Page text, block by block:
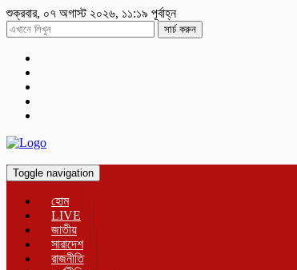
শুক্রবার, ০৭ অগাস্ট ২০২৬, ১১:১৯ পূর্বাহ্ন
সার্চ করুন
Toggle navigation
হোম
LIVE
জাতীয়
সারাদেশ
রাজনীতি